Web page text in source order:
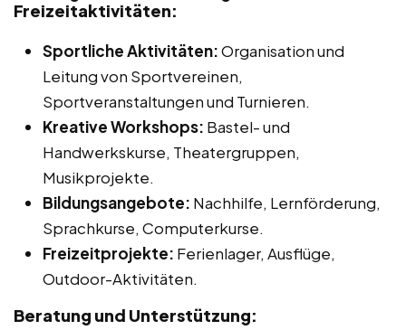
Freizeitaktivitäten:
Sportliche Aktivitäten:Organisation und
Leitung von Sportvereinen,
Sportveranstaltungen und Turnieren.
Kreative Workshops: Bastel- und
Handwerkskurse, Theatergruppen,
Musikprojekte.
Bildungsangebote: Nachhilfe, Lernförderung,
Sprachkurse, Computerkurse.
Freizeitprojekte: Ferienlager, Ausflüge,
Outdoor-Aktivitäten.
Beratung und Unterstützung: